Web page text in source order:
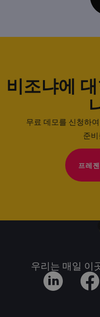
비조냐에
무료 데모를 신청하
준비
프레
우리는 매일 이